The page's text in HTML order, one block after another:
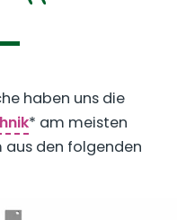
haben uns die
* am meisten
den folgenden